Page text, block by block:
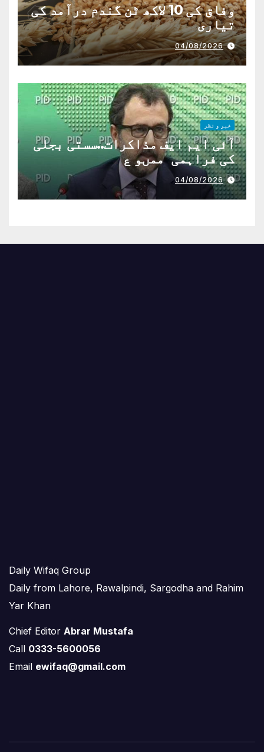
وفاق کی 10 لاکھ ٹن گندم درآمد کی
تیاری
04/08/2026
خبر و نظر
آئی ایم ایف مذاکرات..سستی بجلی
کی فراہمی ممںو ع
04/08/2026
Daily Wifaq Group
Daily from Lahore, Rawalpindi, Sargodha and Rahim
Yar Khan
Chief Editor Abrar Mustafa
Call 0333-5600056
Email ewifaq@gmail.com